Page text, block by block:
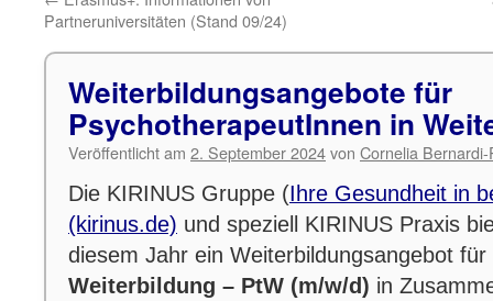
Partneruniversitäten (Stand 09/24)
Weiterbildungsangebote für
PsychotherapeutInnen in
Veröffentlicht am 2. September 2024von Cornelia
Die KIRINUS Gruppe (Ihre Gesundheit in
(kirinus.de) und speziell KIRINUS Praxis
diesem Jahr ein Weiterbildungsangebot für
Weiterbildung – PtW (m/w/d) in